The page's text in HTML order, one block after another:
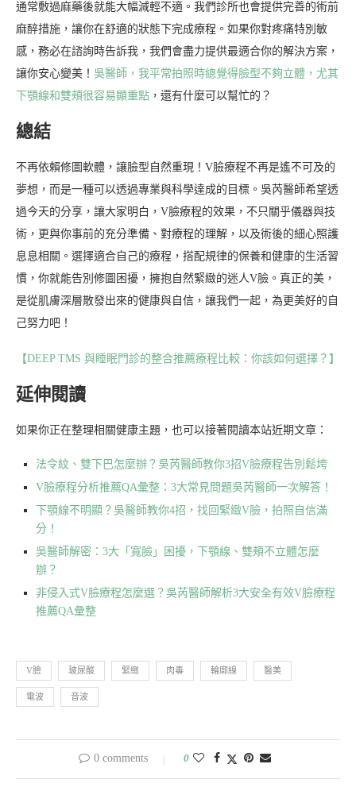
通常敷過麻藥後就能大幅減輕不適。我們診所也會提供完善的術前
麻醉措施，讓你在舒適的狀態下完成療程。如果你對疼痛特別敏
感，務必在諮詢時告訴我，我們會盡力提供最適合你的解決方案，
讓你安心變美！ 吳醫師，我平常拍照時總覺得臉型不夠立體，尤其
下顎線和雙頰很容易顯重點 ，還有什麼可以幫忙的？
總結
不再依賴修圖軟體，讓臉型自然重現！V臉療程不再是遙不可及的
夢想，而是一種可以透過專業與科學達成的目標。吳芮醫師希望透
過今天的分享，讓大家明白，V臉療程的效果，不只關乎儀器與技
術，更與你事前的充分準備、對療程的理解，以及術後的細心照護
息息相關。選擇適合自己的療程，搭配規律的保養和健康的生活習
慣，你就能告別修圖困擾，擁抱自然緊緻的迷人V臉。真正的美，
是從肌膚深層散發出來的健康與自信，讓我們一起，為更美好的自
己努力吧！
【DEEP TMS 與睡眠門診的整合推薦療程比較：你該如何選擇？】
延伸閱讀
如果你正在整理相關健康主題，也可以接著閱讀本站近期文章：
法令紋、雙下巴怎麼辦？吳芮醫師教你3招V臉療程告別鬆垮
V臉療程分析推薦QA彙整：3大常見問題吳芮醫師一次解答！
下顎線不明顯？吳醫師教你4招，找回緊緻V臉，拍照自信滿
分！
吳醫師解密：3大「寬臉」困擾，下顎線、雙頰不立體怎麼
辦？
非侵入式V臉療程怎麼選？吳芮醫師解析3大安全有效V臉療程
推薦QA彙整
V臉 玻尿酸 緊緻 肉毒 輪廓線 醫美
電波 音波
0 comments 0